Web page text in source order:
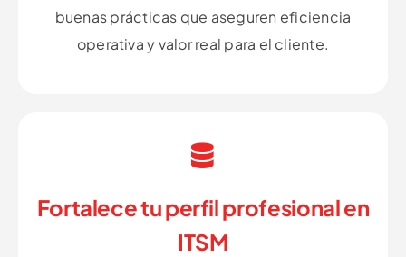
buenas prácticas que aseguren eficiencia
operativa y valor real para el cliente.
Fortalece tu perfil profesional en
ITSM